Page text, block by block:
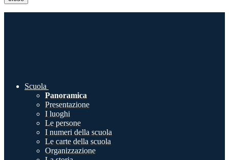
Scuola
Panoramica
Presentazione
I luoghi
Le persone
I numeri della scuola
Le carte della scuola
Organizzazione